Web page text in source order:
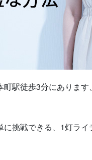
駅徒歩3分にありま
挑戦できる、1灯ラ